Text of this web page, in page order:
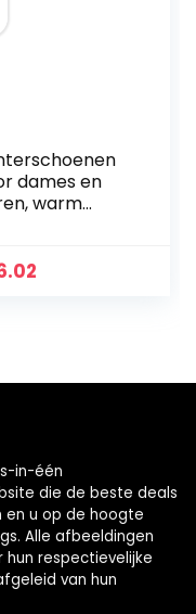
dames en
warm
in-één
die de beste deals
en u op de hoogte
Alle afbeeldingen
respectievelijke
van hun